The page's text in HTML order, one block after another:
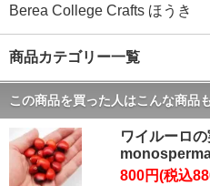
Berea College Crafts ほうき
商品カテゴリー一覧
この商品を買った人はこんな商品
ワイルーロ
800円(税込